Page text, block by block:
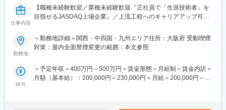
仕事内容
【職種未経験歓迎／業種未経験歓迎『正社員で「生涯技術者」を
目指せるJASDAQ上場企業』／上流工程へのキャリアアップ可／
■担当業務：
きます。
＜具体的には＞
勤務地
＜勤務地詳細＞関西・中四国・九州エリア住所：大阪府 受動喫煙
対策：屋内全面禁煙変更の範囲：本文参照
給与
＜予定年収＞400万円～500万円＜賃金形態＞月給制＜賃金内訳＞
月額（基本給）：200,000円～230,000円＜月給＞200,000円～